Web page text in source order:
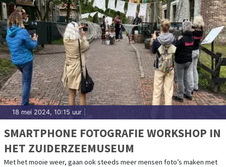
18 mei 2024, 10:15 uur
SMARTPHONE FOTOGRAFIE WORKSHOP IN
HET ZUIDERZEEMUSEUM
Met het mooie weer, gaan ook steeds meer mensen foto’s maken met